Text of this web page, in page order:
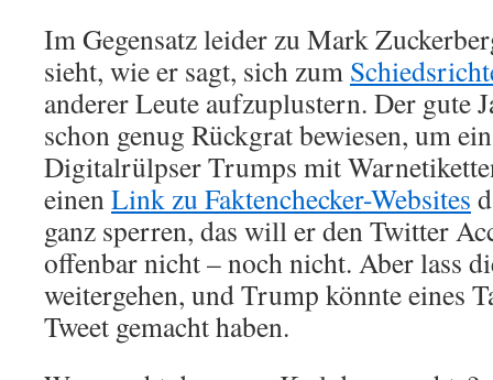
Im Gegensatz leider zu Mark
sieht, wie er sagt, sich zum
anderer Leute aufzuplustern. Der gute
schon genug Rückgrat bewiesen, um
Digitalrülpser Trumps mit
einenLink zu Faktenchecker-Websites
ganz sperren, das will er den Twitter
offenbar nicht – noch nicht. Aber lass
weitergehen, und Trump könnte eines
Tweet gemacht haben.